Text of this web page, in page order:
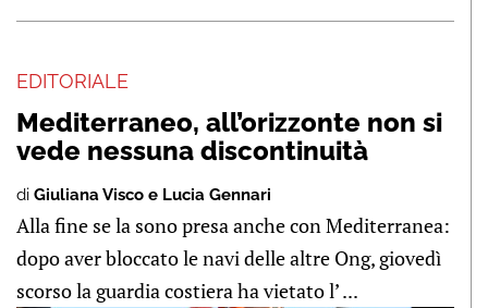
EDITORIALE
Mediterraneo, all’orizzonte non si
vede nessuna discontinuità
di Giuliana Visco e Lucia Gennari
Alla fine se la sono presa anche con Mediterranea:
dopo aver bloccato le navi delle altre Ong, giovedì
scorso la guardia costiera ha vietato l’ ...